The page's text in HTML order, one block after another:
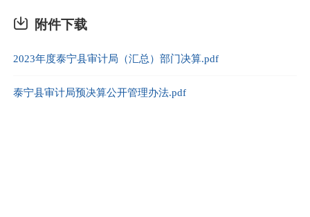
附件下载
2023年度泰宁县审计局（汇总）部门决算.pdf
泰宁县审计局预决算公开管理办法.pdf